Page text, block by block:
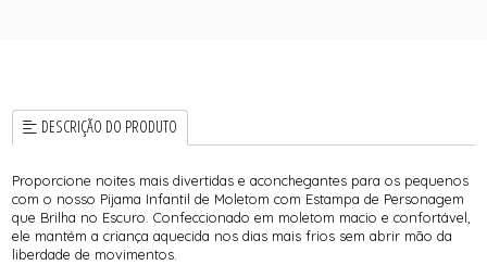
DESCRIÇÃO DO PRODUTO
Proporcione noites mais divertidas e aconchegantes para os pequenos
com o nosso Pijama Infantil de Moletom com Estampa de Personagem
que Brilha no Escuro. Confeccionado em moletom macio e confortável,
ele mantém a criança aquecida nos dias mais frios sem abrir mão da
liberdade de movimentos.